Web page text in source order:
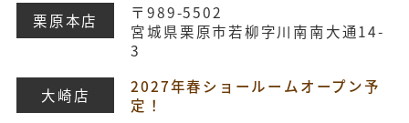
栗原本店
〒989-5502
宮城県栗原市若柳字川南南大通14-
3
大崎店
2027年春ショールームオープン予
定！